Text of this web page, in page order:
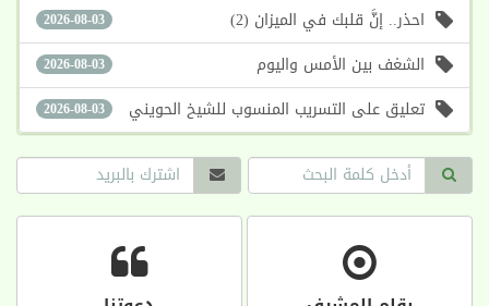
2026-08-03 احذر.. إنَّ قلبك في الميزان (2)
2026-08-03 الشغف بين الأمس واليوم
2026-08-03 تعليق على التسريب المنسوب للشيخ الحويني